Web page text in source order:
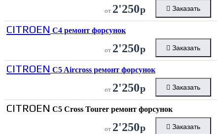
от 2'250р Заказать
CITROEN C4 ремонт форсунок
от 2'250р Заказать
CITROEN C5 Aircross ремонт форсунок
от 2'250р Заказать
CITROEN C5 Cross Tourer ремонт форсунок
от 2'250р Заказать